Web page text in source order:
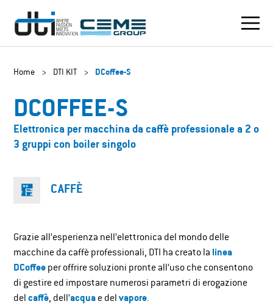
Home > DTI KIT > DCoffee-S
DCOFFEE-S
Elettronica per macchina da caffè professionale a 2 o
3 gruppi con boiler singolo
CAFFÈ
Grazie all’esperienza nell’elettronica del mondo delle
macchine da caffè professionali, DTI ha creato la linea
DCoffee per offrire soluzioni pronte all’uso che consentono
di gestire ed impostare numerosi parametri di erogazione
del caffè, dell’acqua e del vapore.